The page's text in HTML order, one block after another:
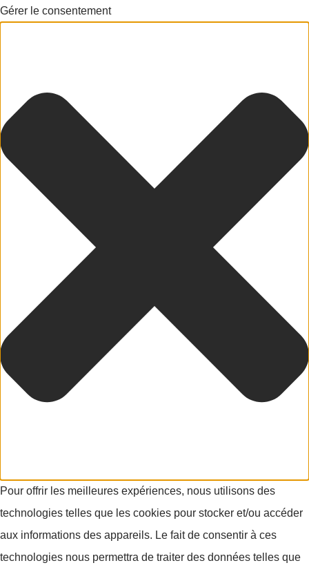
Gérer le consentement
Pour offrir les meilleures expériences, nous utilisons des
technologies telles que les cookies pour stocker et/ou accéder
aux informations des appareils. Le fait de consentir à ces
technologies nous permettra de traiter des données telles que